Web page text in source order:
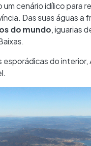
um cenário idílico para
Das suas águas
do mundo, iguarias
do